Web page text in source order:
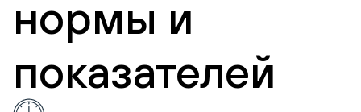
нормы и
показателей